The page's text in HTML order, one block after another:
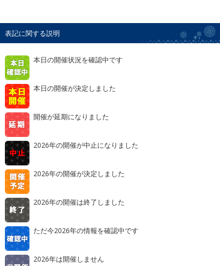
表記に関する説明
本日の開催状況を確認中です
本日の開催が決定しました
開催が延期になりました
2026年の開催が中止になりました
2026年の開催が決定しました
2026年の開催は終了しました
ただ今2026年の情報を確認中です
2026年は開催しません